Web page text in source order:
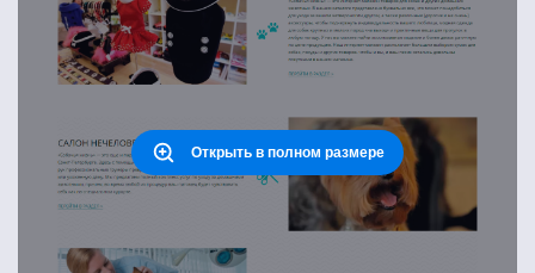
Открыть в полном размере